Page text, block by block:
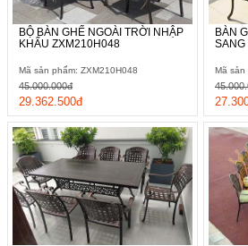
BỘ BÀN GHẾ NGOÀI TRỜI NHẬP
KHẨU ZXM210H048
Mã sản phẩm: ZXM210H048
29.362.500đ
45.000.000đ
BÀN
SANG
Mã sản